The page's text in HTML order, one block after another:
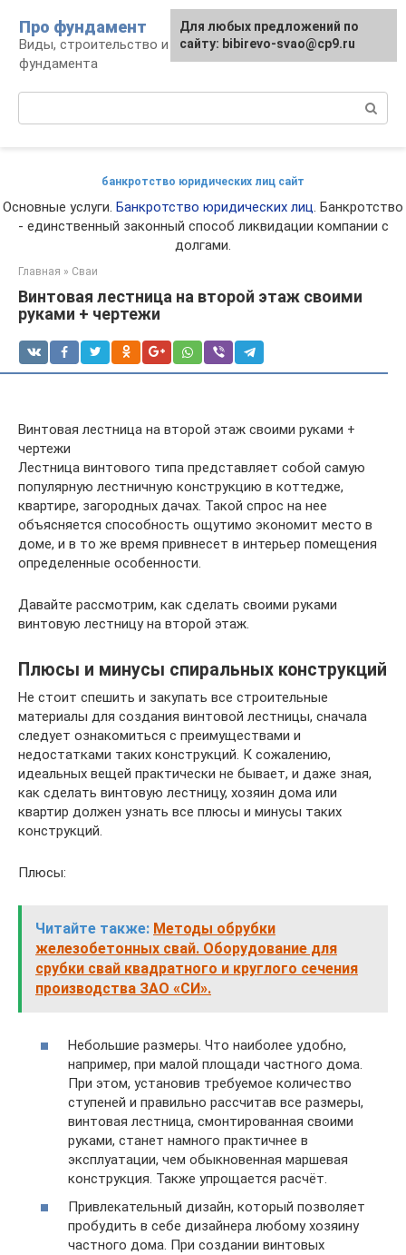
контенту
Про фундамент
Виды, строительство и обустройство
фундамента
банкротство юридических лиц сайт
Основные услуги. Банкротство юридических лиц. Банкротство
- единственный законный способ ликвидации компании с
долгами.
Главная » Сваи
Винтовая лестница на второй этаж своими
руками + чертежи
Винтовая лестница на второй этаж своими руками +
чертежи
Лестница винтового типа представляет собой самую
популярную лестничную конструкцию в коттедже,
квартире, загородных дачах. Такой спрос на нее
объясняется способность ощутимо экономит место в
доме, и в то же время привнесет в интерьер помещения
определенные особенности.
Давайте рассмотрим, как сделать своими руками
винтовую лестницу на второй этаж.
Плюсы и минусы спиральных конструкций
Не стоит спешить и закупать все строительные
материалы для создания винтовой лестницы, сначала
следует ознакомиться с преимуществами и
недостатками таких конструкций. К сожалению,
идеальных вещей практически не бывает, и даже зная,
как сделать винтовую лестницу, хозяин дома или
квартир должен узнать все плюсы и минусы таких
конструкций.
Плюсы:
Читайте также: Методы обрубки
железобетонных свай. Оборудование для
срубки свай квадратного и круглого сечения
производства ЗАО «СИ».
Небольшие размеры. Что наиболее удобно,
например, при малой площади частного дома.
При этом, установив требуемое количество
ступеней и правильно рассчитав все размеры,
винтовая лестница, смонтированная своими
руками, станет намного практичнее в
эксплуатации, чем обыкновенная маршевая
конструкция. Также упрощается расчёт.
Привлекательный дизайн, который позволяет
пробудить в себе дизайнера любому хозяину
частного дома. При создании винтовых
Для любых предложений по
сайту: bibirevo-svao@cp9.ru